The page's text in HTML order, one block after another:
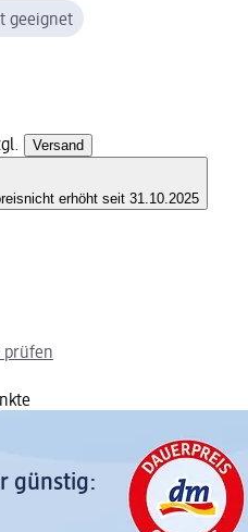
geeignet
Versand
nicht erhöht seit 31.10.2025
prüfen
günstig: